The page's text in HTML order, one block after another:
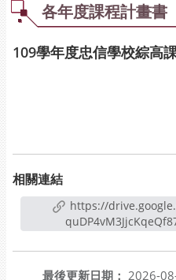
各年度課程計畫書
109學年度忠信學校綜高
相關連結
最後更新日期： 2026-